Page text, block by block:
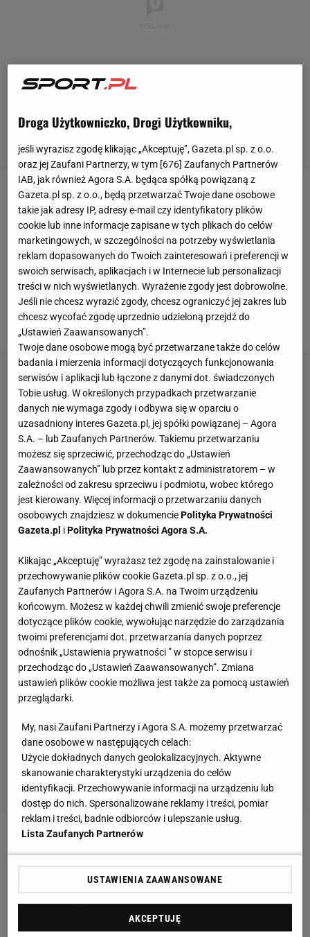
Radomski Półmaraton Czerwca 76, czyli bieg z
historią w tle - tak organizatorzy firmują biegowe
zmagania, które są częścią obchodów 40 rocznicy
wydarzeń czerwcowych w Radomiu. W ramach
obchodów odbędzie się dwudniowa impreza
biegowa, której punktem kulminacyjnym jest wyścig
półmaratoński ulicami miasta.
Zainteresowanych informujemy, że wciąż
przyjmowane są zgłoszenia do biegu. Udział można
zgłosić drogą elektroniczną, za pośrednictwem
strony biegiemradom.pl.
Droga Użytkowniczko, Drogi Użytkowniku,
jeśli wyrazisz zgodę klikając „Akceptuję”, Gazeta.pl sp. z o.o.
oraz jej Zaufani Partnerzy, w tym [676] Zaufanych Partnerów
IAB, jak również Agora S.A. będąca spółką powiązaną z
Gazeta.pl sp. z o.o., będą przetwarzać Twoje dane osobowe
takie jak adresy IP, adresy e-mail czy identyfikatory plików
cookie lub inne informacje zapisane w tych plikach do celów
marketingowych, w szczególności na potrzeby wyświetlania
reklam dopasowanych do Twoich zainteresowań i preferencji w
swoich serwisach, aplikacjach i w Internecie lub personalizacji
treści w nich wyświetlanych. Wyrażenie zgody jest dobrowolne.
Jeśli nie chcesz wyrazić zgody, chcesz ograniczyć jej zakres lub
chcesz wycofać zgodę uprzednio udzieloną przejdź do
„Ustawień Zaawansowanych”.
Twoje dane osobowe mogą być przetwarzane także do celów
badania i mierzenia informacji dotyczących funkcjonowania
serwisów i aplikacji lub łączone z danymi dot. świadczonych
Tobie usług. W określonych przypadkach przetwarzanie
danych nie wymaga zgody i odbywa się w oparciu o
uzasadniony interes Gazeta.pl, jej spółki powiązanej – Agora
S.A. – lub Zaufanych Partnerów. Takiemu przetwarzaniu
możesz się sprzeciwić, przechodząc do „Ustawień
Zaawansowanych” lub przez kontakt z administratorem – w
zależności od zakresu sprzeciwu i podmiotu, wobec którego
jest kierowany. Więcej informacji o przetwarzaniu danych
osobowych znajdziesz w dokumenciePolityka Prywatności
Gazeta.pl iPolityka Prywatności Agora S.A.
Klikając „Akceptuję” wyrażasz też zgodę na zainstalowanie i
przechowywanie plików cookie Gazeta.pl sp. z o.o., jej
Zaufanych Partnerów i Agora S.A. na Twoim urządzeniu
końcowym. Możesz w każdej chwili zmienić swoje preferencje
dotyczące plików cookie, wywołując narzędzie do zarządzania
twoimi preferencjami dot. przetwarzania danych poprzez
odnośnik „Ustawienia prywatności ” w stopce serwisu i
przechodząc do „Ustawień Zaawansowanych”. Zmiana
ustawień plików cookie możliwa jest także za pomocą ustawień
przeglądarki.
My, nasi Zaufani Partnerzy i Agora S.A. możemy przetwarzać
dane osobowe w następujących celach:
Użycie dokładnych danych geolokalizacyjnych. Aktywne
skanowanie charakterystyki urządzenia do celów
identyfikacji. Przechowywanie informacji na urządzeniu lub
dostęp do nich. Spersonalizowane reklamy i treści, pomiar
reklam i treści, badnie odbiorców i ulepszanie usług.
Lista Zaufanych Partnerów
USTAWIENIA ZAAWANSOWANE
AKCEPTUJĘ